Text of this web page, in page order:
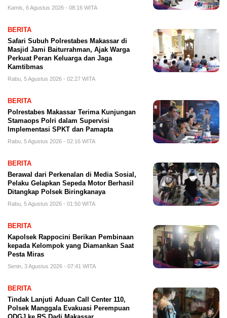
Kamis, 6 Agustus 2026 - 08:16 WITA
BERITA
Safari Subuh Polrestabes Makassar di
Masjid Jami Baiturrahman, Ajak Warga
Perkuat Peran Keluarga dan Jaga
Kamtibmas
Rabu, 5 Agustus 2026 - 02:27 WITA
BERITA
Polrestabes Makassar Terima Kunjungan
Stamaops Polri dalam Supervisi
Implementasi SPKT dan Pamapta
Rabu, 5 Agustus 2026 - 02:16 WITA
BERITA
Berawal dari Perkenalan di Media Sosial,
Pelaku Gelapkan Sepeda Motor Berhasil
Ditangkap Polsek Biringkanaya
Rabu, 5 Agustus 2026 - 01:50 WITA
BERITA
Kapolsek Rappocini Berikan Pembinaan
kepada Kelompok yang Diamankan Saat
Pesta Miras
Senin, 3 Agustus 2026 - 07:41 WITA
BERITA
Tindak Lanjuti Aduan Call Center 110,
Polsek Manggala Evakuasi Perempuan